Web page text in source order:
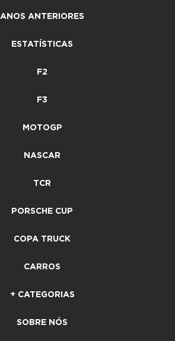
ANOS ANTERIORES
ESTATÍSTICAS
F2
F3
MOTOGP
NASCAR
TCR
PORSCHE CUP
COPA TRUCK
CARROS
+ CATEGORIAS
SOBRE NÓS